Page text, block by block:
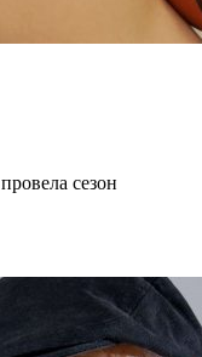
сезон